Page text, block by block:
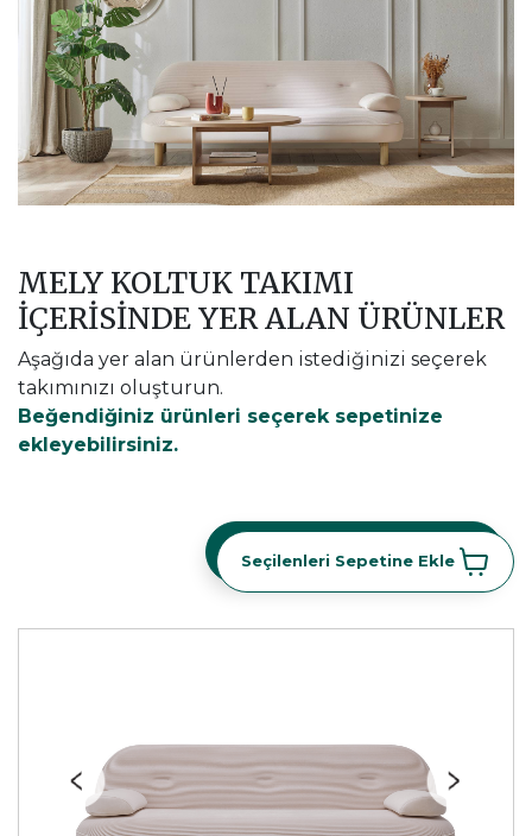
MELY KOLTUK TAKIMI
İÇERİSİNDE YER ALAN ÜRÜNLER
Aşağıda yer alan ürünlerden istediğinizi seçerek
takımınızı oluşturun.
Beğendiğiniz ürünleri seçerek sepetinize
ekleyebilirsiniz.
Seçilenleri Sepetine Ekle
Seçilenleri Sepetine Ekle